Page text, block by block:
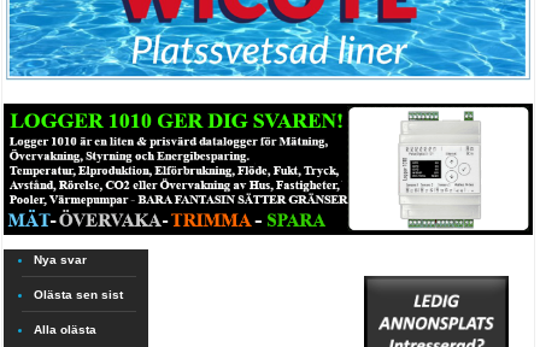
Nya svar
Olästa sen sist
Alla olästa